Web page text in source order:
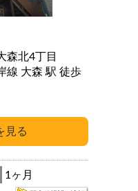
森北4丁目
森 駅 徒歩
1ヶ月